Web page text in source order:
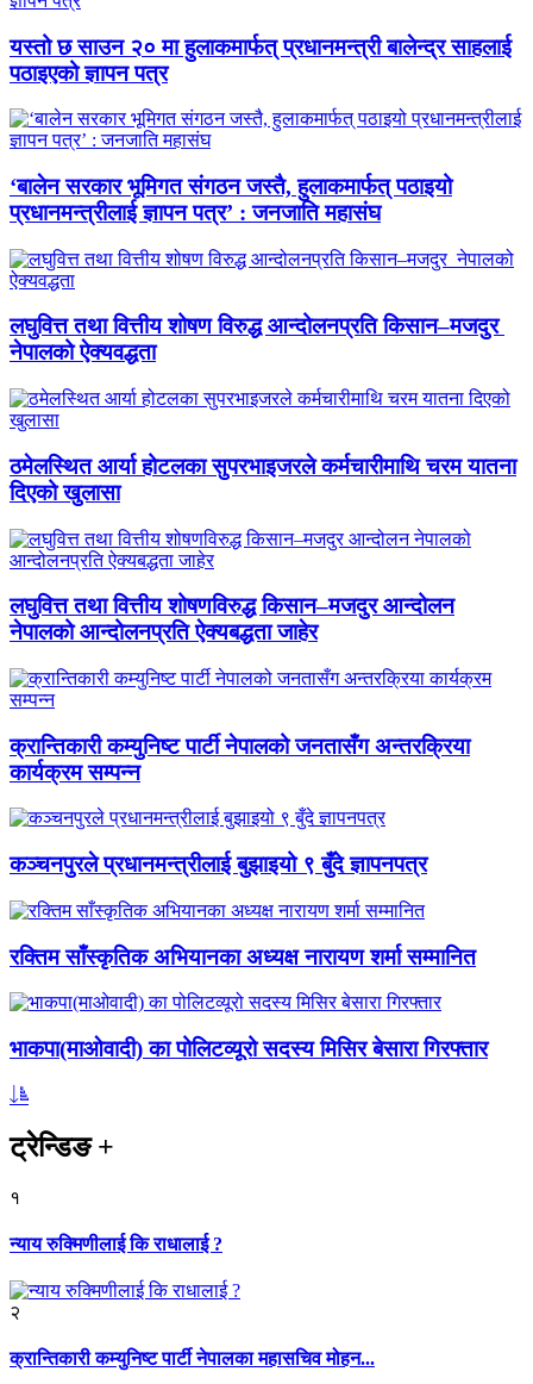
यस्तो छ साउन २० मा हुलाकमार्फत् प्रधानमन्त्री बालेन्द्र साहलाई
पठाइएको ज्ञापन पत्र
‘बालेन सरकार भूमिगत संगठन जस्तै, हुलाकमार्फत् पठाइयो
प्रधानमन्त्रीलाई ज्ञापन पत्र’ : जनजाति महासंघ
लघुवित्त तथा वित्तीय शोषण विरुद्ध आन्दोलनप्रति किसान–मजदुर
नेपालको ऐक्यवद्धता
ठमेलस्थित आर्या होटलका सुपरभाइजरले कर्मचारीमाथि चरम यातना
दिएको खुलासा
लघुवित्त तथा वित्तीय शोषणविरुद्ध किसान–मजदुर आन्दोलन
नेपालको आन्दोलनप्रति ऐक्यबद्धता जाहेर
क्रान्तिकारी कम्युनिष्ट पार्टी नेपालको जनतासँग अन्तरक्रिया
कार्यक्रम सम्पन्न
कञ्चनपुरले प्रधानमन्त्रीलाई बुझाइयो ९ बुँदे ज्ञापनपत्र
रक्तिम साँस्कृतिक अभियानका अध्यक्ष नारायण शर्मा सम्मानित
भाकपा(माओवादी) का पोलिटव्यूरो सदस्य मिसिर बेसारा गिरफ्तार
ट्रेन्डिङ+
१
न्याय रुक्मिणीलाई कि राधालाई ?
२
क्रान्तिकारी कम्युनिष्ट पार्टी नेपालका महासचिव मोहन...